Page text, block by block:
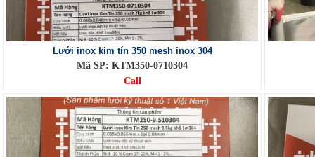
Lưới inox kim tín 350 mesh inox 304
Mã SP: KTM350-0710304
Call